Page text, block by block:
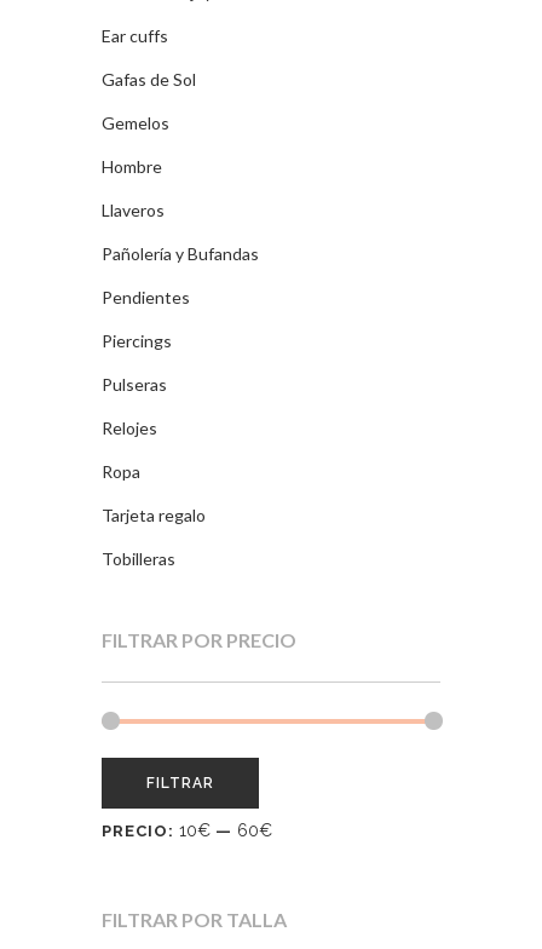
Ear cuffs
Gafas de Sol
Gemelos
Hombre
Llaveros
Pañolería y Bufandas
Pendientes
Piercings
Pulseras
Relojes
Ropa
Tarjeta regalo
Tobilleras
FILTRAR POR PRECIO
FILTRAR
PRECIO: 10€ — 60€
FILTRAR POR TALLA